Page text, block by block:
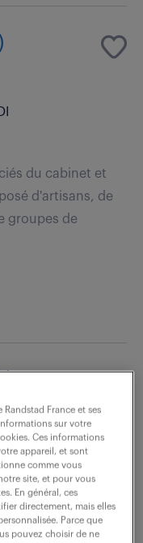
du cabinet et
d'artisans, de
groupes de
10 mois
pour congé
comptabilité et
France et ses
sur votre
Ces informations
appareil, et sont
comme vous
site, et pour vous
En général, ces
directement, mais elles
Parce que
pouvez choisir de ne